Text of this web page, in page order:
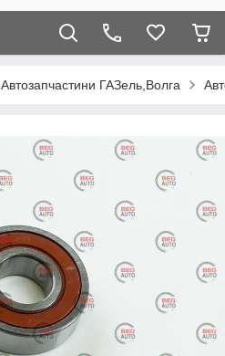
Автозапчастини ГАЗель,Волга